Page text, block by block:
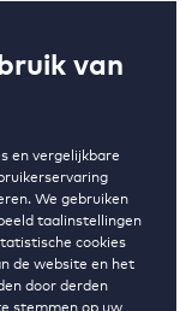
van
en vergelijkbare
We gebruiken
taalinstellingen
cookies
de website en het
door derden